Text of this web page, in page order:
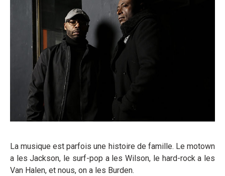
La musique est parfois une histoire de famille. Le motown
a les Jackson, le surf-pop a les Wilson, le hard-rock a les
Van Halen, et nous, on a les Burden.